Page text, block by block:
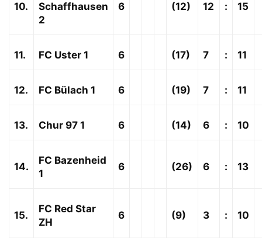
10.
Schaffhausen
2
6 (12) 12 : 15
11. FC Uster 1 6 (17) 7 : 11
12. FC Bülach 1 6 (19) 7 : 11
13. Chur 97 1 6 (14) 6 : 10
14.
FC Bazenheid
1
6 (26) 6 : 13
15.
FC Red Star
ZH
6 (9) 3 : 10